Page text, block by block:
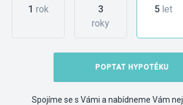
1 rok
3
roky
5let
POPTAT HYPOTÉKU
Spojíme se s Vámi a nabídneme Vám